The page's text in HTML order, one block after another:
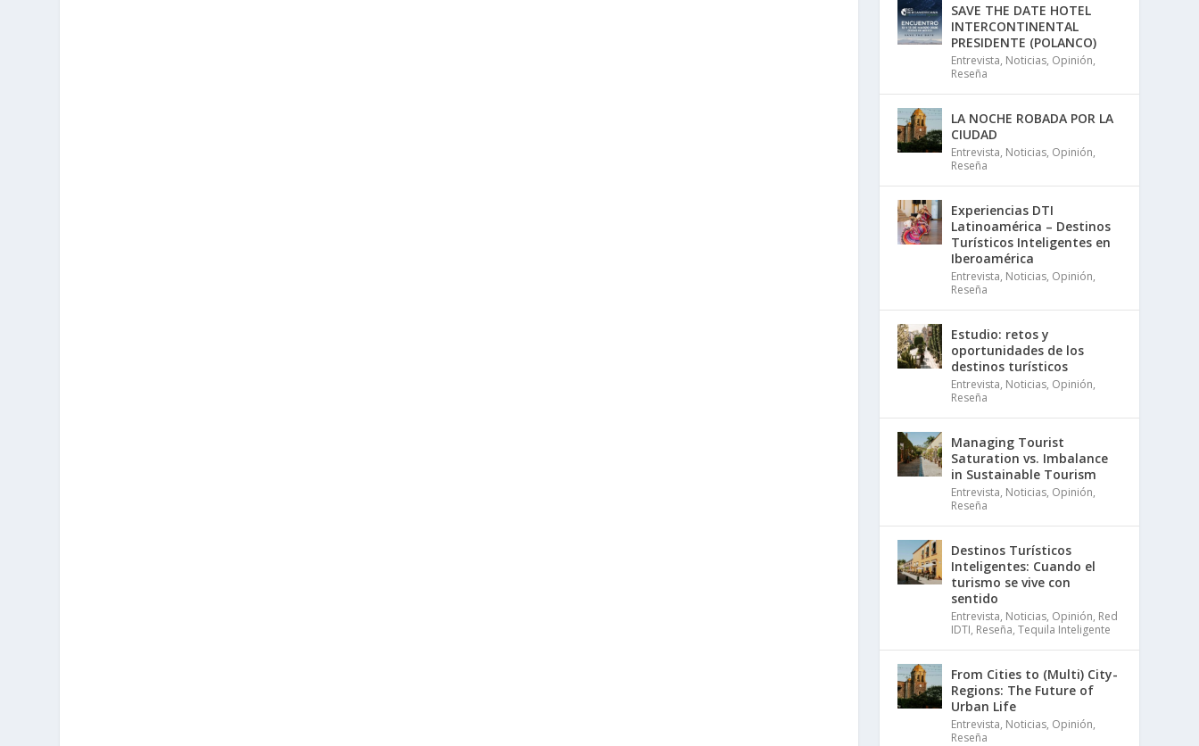
SAVE THE DATE HOTEL
INTERCONTINENTAL
PRESIDENTE (POLANCO)
Entrevista, Noticias, Opinión,
Reseña
LA NOCHE ROBADA POR LA
CIUDAD
Entrevista, Noticias, Opinión,
Reseña
Experiencias DTI
Latinoamérica – Destinos
Turísticos Inteligentes en
Iberoamérica
Entrevista, Noticias, Opinión,
Reseña
Estudio: retos y
oportunidades de los
destinos turísticos
Entrevista, Noticias, Opinión,
Reseña
Managing Tourist
Saturation vs. Imbalance
in Sustainable Tourism
Entrevista, Noticias, Opinión,
Reseña
Destinos Turísticos
Inteligentes: Cuando el
turismo se vive con
sentido
Entrevista, Noticias, Opinión, Red
IDTI, Reseña,Tequila Inteligente
From Cities to (Multi) City-
Regions: The Future of
Urban Life
Entrevista, Noticias, Opinión,
Reseña